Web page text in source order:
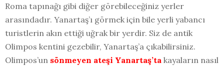
Roma tapınağı gibi diğer görebileceğiniz yerler
arasındadır. Yanartaş’ı görmek için bile yerli yabancı
turistlerin akın ettiği uğrak bir yerdir. Siz de antik
Olimpos kentini gezebilir, Yanartaş’a çıkabilirsiniz.
Olimpos’un sönmeyen ateşi Yanartaş’ta kayaların nasıl